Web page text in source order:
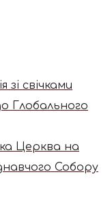
зі свічками
Глобального
Церква на
Собору